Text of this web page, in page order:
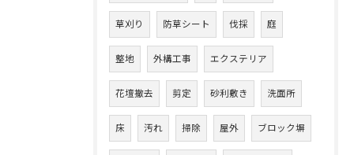
草刈り 防草シート 伐採 庭
整地 外構工事 エクステリア
花壇撤去 剪定 砂利敷き 洗面所
床 汚れ 掃除 屋外 ブロック塀